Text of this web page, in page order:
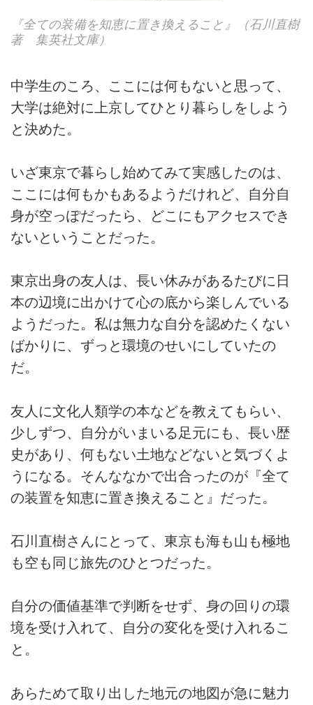
『全ての装備を知恵に置き換えること』（石川直樹
著 集英社文庫）
中学生のころ、ここには何もないと思って、
大学は絶対に上京してひとり暮らしをしよう
と決めた。
いざ東京で暮らし始めてみて実感したのは、
ここには何もかもあるようだけれど、自分自
身が空っぽだったら、どこにもアクセスでき
ないということだった。
東京出身の友人は、長い休みがあるたびに日
本の辺境に出かけて心の底から楽しんでいる
ようだった。私は無力な自分を認めたくない
ばかりに、ずっと環境のせいにしていたの
だ。
友人に文化人類学の本などを教えてもらい、
少しずつ、自分がいまいる足元にも、長い歴
史があり、何もない土地などないと気づくよ
うになる。そんななかで出合ったのが『全て
の装置を知恵に置き換えること』だった。
石川直樹さんにとって、東京も海も山も極地
も空も同じ旅先のひとつだった。
自分の価値基準で判断をせず、身の回りの環
境を受け入れて、自分の変化を受け入れるこ
と。
あらためて取り出した地元の地図が急に魅力